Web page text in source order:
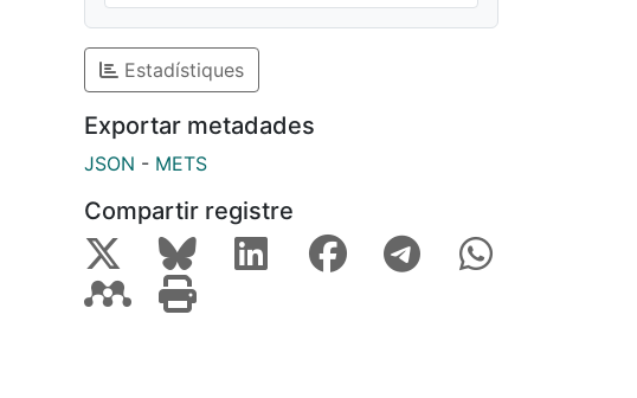
Estadístiques
Exportar metadades
JSON - METS
Compartir registre